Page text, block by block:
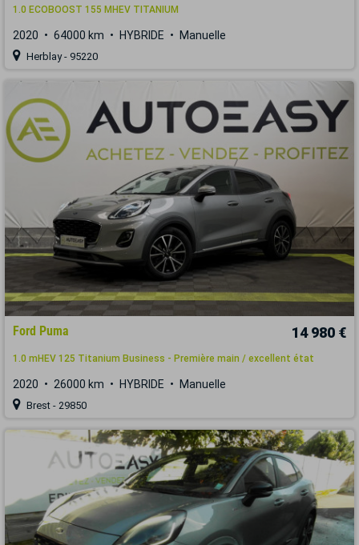
1.0 ECOBOOST 155 MHEV TITANIUM
2020 64000 km HYBRIDE Manuelle
Herblay - 95220
Ford Puma 14 980 €
1.0 mHEV 125 Titanium Business - Première main / excellent état
2020 26000 km HYBRIDE Manuelle
Brest - 29850